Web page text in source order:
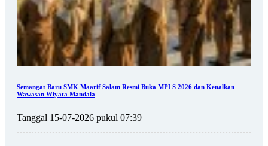
Semangat Baru SMK Maarif Salam Resmi Buka MPLS 2026 dan Kenalkan
Wawasan Wiyata Mandala
Tanggal 15-07-2026 pukul 07:39